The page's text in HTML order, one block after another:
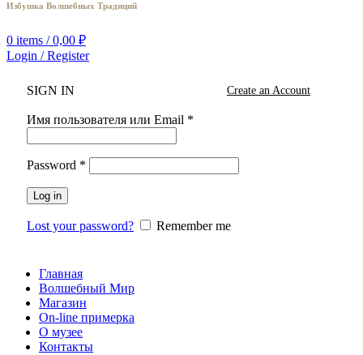
Избушка Волшебных Традиций
0 items / 0,00 ₽
Login / Register
SIGN IN Create an Account
Имя пользователя или Email *
Password *
Log in
Lost your password? Remember me
Главная
Волшебный Мир
Магазин
On-line примерка
О музее
Контакты